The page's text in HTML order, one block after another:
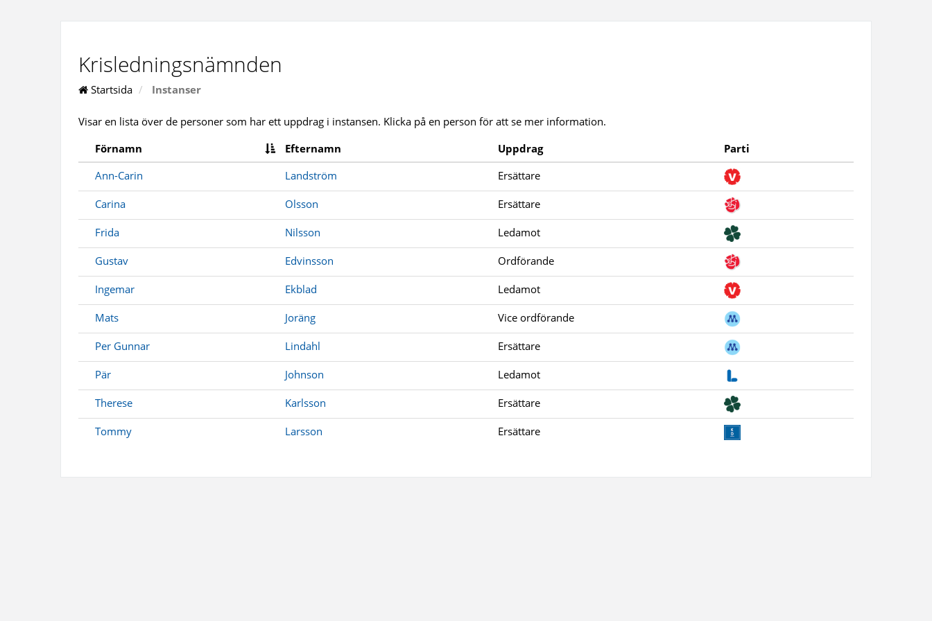
Krisledningsnämnden
Startsida Instanser
Visar en lista över de personer som har ett uppdrag i instansen. Klicka på en person för att se mer information.
Förnamn
Efternamn Uppdrag
Parti
Ann-Carin
Landström Ersättare
Carina Olsson Ersättare
Frida Nilsson Ledamot
Gustav Edvinsson Ordförande
Ingemar Ekblad Ledamot
Mats Joräng Vice ordförande
Per Gunnar Lindahl Ersättare
Pär Johnson Ledamot
Therese Karlsson Ersättare
Tommy Larsson Ersättare